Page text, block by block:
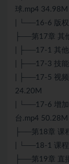
球.mp4 34.98M
| └──16-6 版
├──第17章 其
| ├──17-1 其
| ├──17-3 技
| ├──17-5 视
24.20M
| └──17-6 增
台.mp4 50.28M
├──第18章 课
| └──18-1 课
├──第19章 直